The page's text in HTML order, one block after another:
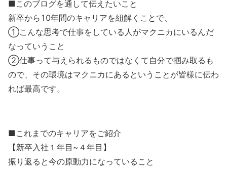
■このブログを通して伝えたいこと
新卒から10年間のキャリアを紐解くことで、
①こんな思考で仕事をしている人がマクニカにいるんだ
なっていうこと
②仕事って与えられるものではなくて自分で掴み取るも
ので、その環境はマクニカにあるということが皆様に伝わ
れば最高です。
■これまでのキャリアをご紹介
【新卒入社１年目~４年目】
振り返ると今の原動力になっていること